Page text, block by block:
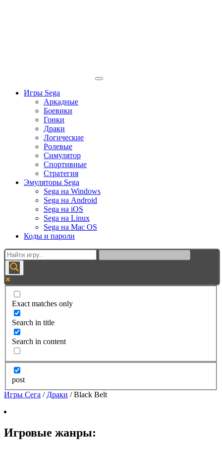
Игры Sega
Аркадные
Боевики
Гонки
Драки
Логические
Ролевые
Симулятор
Спортивные
Стратегия
Эмуляторы Sega
Sega на Windows
Sega на Android
Sega на iOS
Sega на Linux
Sega на Mac OS
Коды и пароли
Exact matches only
Search in title
Search in content
post
Игры Сега / Драки /Black Belt
Игровые жанры: